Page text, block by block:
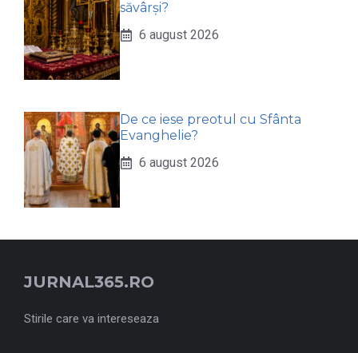
săvârși?
6 august 2026
De ce iese preotul cu Sfânta
Evanghelie?
6 august 2026
JURNAL365.RO
Stirile care va intereseaza